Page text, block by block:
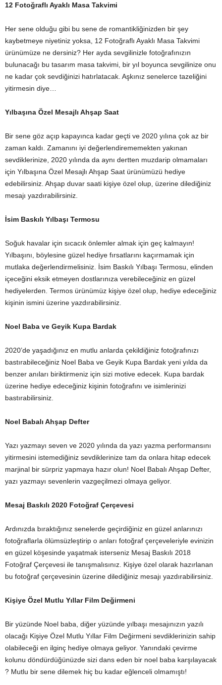
12 Fotoğraflı Ayaklı Masa Takvimi
Her sene olduğu gibi bu sene de romantikliğinizden bir şey
kaybetmeye niyetiniz yoksa, 12 Fotoğraflı Ayaklı Masa Takvimi
ürünümüze ne dersiniz? Her ayda sevgilinizle fotoğrafınızın
bulunacağı bu tasarım masa takvimi, bir yıl boyunca sevgilinize onu
ne kadar çok sevdiğinizi hatırlatacak. Aşkınız senelerce tazeliğini
yitirmesin diye…
Yılbaşına Özel Mesajlı Ahşap Saat
Bir sene göz açıp kapayınca kadar geçti ve 2020 yılına çok az bir
zaman kaldı. Zamanını iyi değerlendirememekten yakınan
sevdiklerinize, 2020 yılında da aynı dertten muzdarip olmamaları
için Yılbaşına Özel Mesajlı Ahşap Saat ürünümüzü hediye
edebilirsiniz. Ahşap duvar saati kişiye özel olup, üzerine dilediğiniz
mesajı yazdırabilirsiniz.
İsim Baskılı Yılbaşı Termosu
Soğuk havalar için sıcacık önlemler almak için geç kalmayın!
Yılbaşını, böylesine güzel hediye fırsatlarını kaçırmamak için
mutlaka değerlendirmelisiniz. İsim Baskılı Yılbaşı Termosu, elinden
içeceğini eksik etmeyen dostlarınıza verebileceğiniz en güzel
hediyelerden. Termos ürünümüz kişiye özel olup, hediye edeceğiniz
kişinin ismini üzerine yazdırabilirsiniz.
Noel Baba ve Geyik Kupa Bardak
2020’de yaşadığınız en mutlu anlarda çekildiğiniz fotoğrafınızı
bastırabileceğiniz Noel Baba ve Geyik Kupa Bardak yeni yılda da
benzer anıları biriktirmeniz için sizi motive edecek. Kupa bardak
üzerine hediye edeceğiniz kişinin fotoğrafını ve isimlerinizi
bastırabilirsiniz.
Noel Babalı Ahşap Defter
Yazı yazmayı seven ve 2020 yılında da yazı yazma performansını
yitirmesini istemediğiniz sevdiklerinize tam da onlara hitap edecek
marjinal bir sürpriz yapmaya hazır olun! Noel Babalı Ahşap Defter,
yazı yazmayı sevenlerin vazgeçilmezi olmaya geliyor.
Mesaj Baskılı 2020 Fotoğraf Çerçevesi
Ardınızda bıraktığınız senelerde geçirdiğiniz en güzel anlarınızı
fotoğraflarla ölümsüzleştirip o anları fotoğraf çerçeveleriyle evinizin
en güzel köşesinde yaşatmak isterseniz Mesaj Baskılı 2018
Fotoğraf Çerçevesi ile tanışmalısınız. Kişiye özel olarak hazırlanan
bu fotoğraf çerçevesinin üzerine dilediğiniz mesajı yazdırabilirsiniz.
Kişiye Özel Mutlu Yıllar Film Değirmeni
Bir yüzünde Noel baba, diğer yüzünde yılbaşı mesajınızın yazılı
olacağı Kişiye Özel Mutlu Yıllar Film Değirmeni sevdiklerinizin sahip
olabileceği en ilginç hediye olmaya geliyor. Yanındaki çevirme
kolunu döndürdüğünüzde sizi dans eden bir noel baba karşılayacak
? Mutlu bir sene dilemek hiç bu kadar eğlenceli olmamıştı!